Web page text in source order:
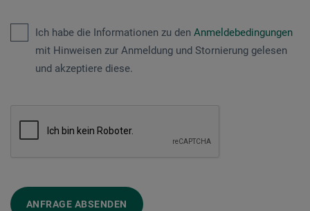
Ich habe die Informationen zu den Anmeldebedingungen
mit Hinweisen zur Anmeldung und Stornierung gelesen
und akzeptiere diese.
ANFRAGE ABSENDEN